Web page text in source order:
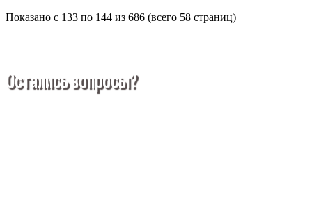
Показано с 133 по 144 из 686 (всего 58 страниц)
Остались вопросы?